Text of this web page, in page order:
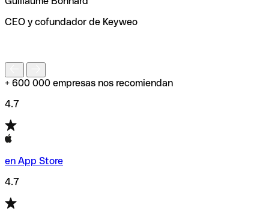
de enviar tu transferencia.
CEO y cofundador de Keyweo
+ 600 000 empresas nos recomiendan
4.7
en App Store
4.7